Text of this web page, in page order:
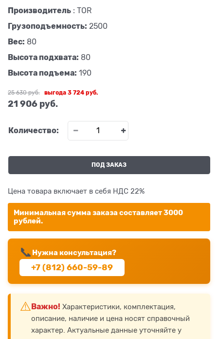
Производитель : TOR
Грузоподъемность: 2500
Вес: 80
Высота подхвата: 80
Высота подъема: 190
25 630 руб.
21 906 руб.
выгода3 724 руб.
Количество:
ПОД ЗАКАЗ
Цена товара включает в себя НДС 22%
Минимальная сумма заказа составляет 3000
рублей.
📞 Нужна консультация?
+7 (812) 660-59-89
⚠️ Важно! Характеристики, комплектация,
описание, наличие и цена носят справочный
характер. Актуальные данные уточняйте у